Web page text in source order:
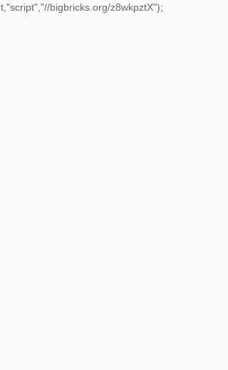
bigbricks.org/z8wkpztX");